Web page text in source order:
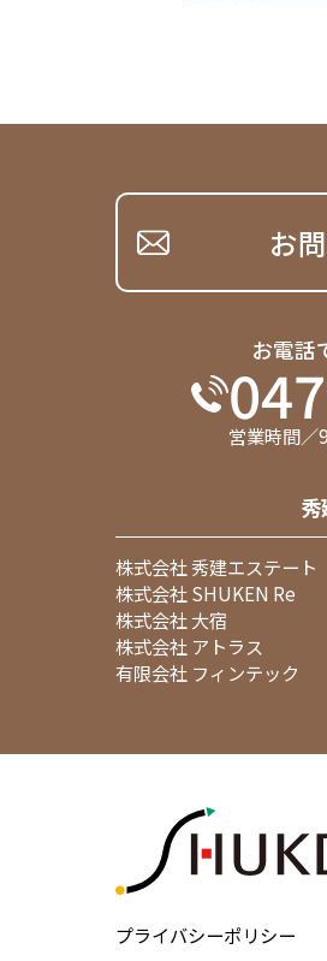
お
お電話
営業時間
株式会社 秀建エステート
株式会社 SHUKEN Re
株式会社 大宿
株式会社 アトラス
有限会社 フィンテック
プライバシーポリシー